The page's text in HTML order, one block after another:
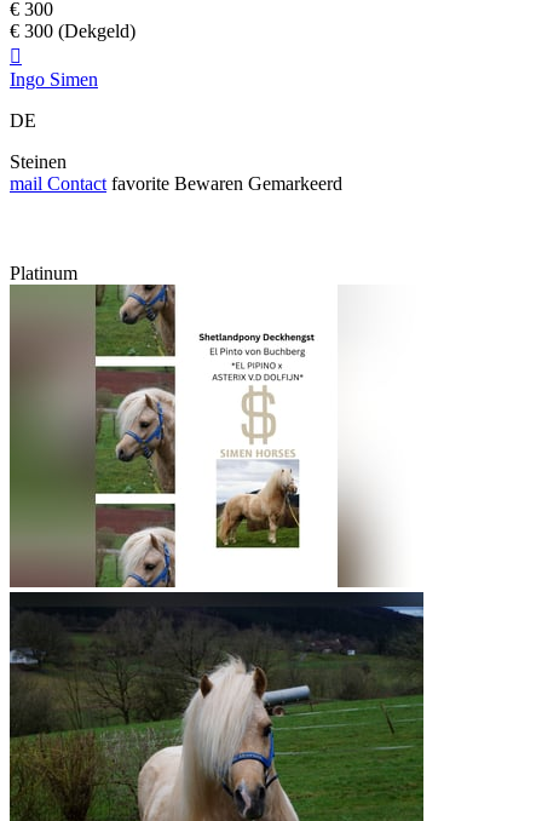
€ 300
€ 300 (Dekgeld)

Ingo Simen
DE
Steinen
mail Contact favorite Bewaren Gemarkeerd
Platinum